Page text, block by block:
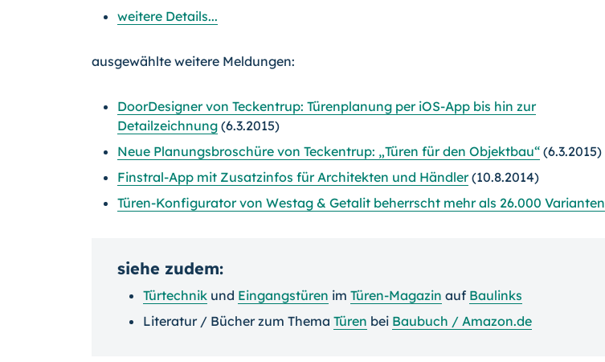
weitere Details...
ausgewählte weitere Meldungen:
DoorDesigner von Teckentrup: Türenplanung per iOS-App bis hin zur
Detailzeichnung (6.3.2015)
Neue Planungsbroschüre von Teckentrup: „Türen für den Objektbau“ (6.3.2015)
Finstral-App mit Zusatzinfos für Architekten und Händler(10.8.2014)
Türen-Konfigurator von Westag & Getalit beherrscht mehr als 26.000 Varianten
siehe zudem:
Türtechnik und Eingangstüren im Türen-Magazin auf Baulinks
Literatur / Bücher zum Thema Türen bei Baubuch / Amazon.de